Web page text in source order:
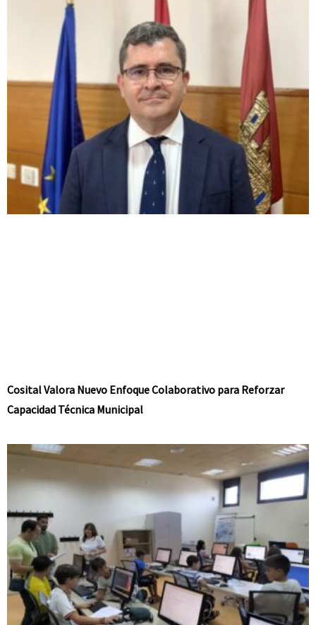
Cosital Valora Nuevo Enfoque Colaborativo para Reforzar
Capacidad Técnica Municipal